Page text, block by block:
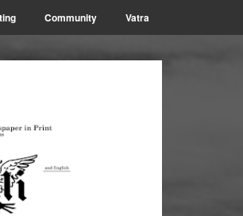
Community Vatra